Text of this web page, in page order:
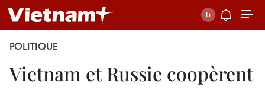
POLITIQUE
Vietnam et Russie coopèrent